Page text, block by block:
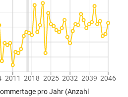
2011 2018 2025 2032 2039 2046
pro Jahr (Anzahl